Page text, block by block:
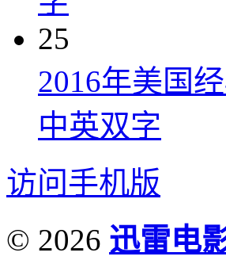
25
2016年美国
中英双字
访问手机版
© 2026 迅雷电